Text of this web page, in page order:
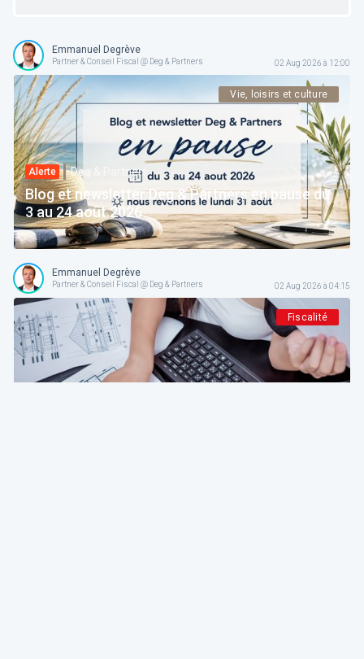
Emmanuel Degrève
Partner & Conseil Fiscal @ Deg & Partners 02 Aug 2026 à 12:00
Vie, loisirs et culture
Alerte Deg & Partners
Blog et newsletter Deg & Partners en pause du
3 au 24 août 2026
Emmanuel Degrève
Partner & Conseil Fiscal @ Deg & Partners 02 Aug 2026 à 04:15
Fiscalité